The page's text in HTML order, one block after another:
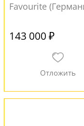
Favourite
143 000 ₽